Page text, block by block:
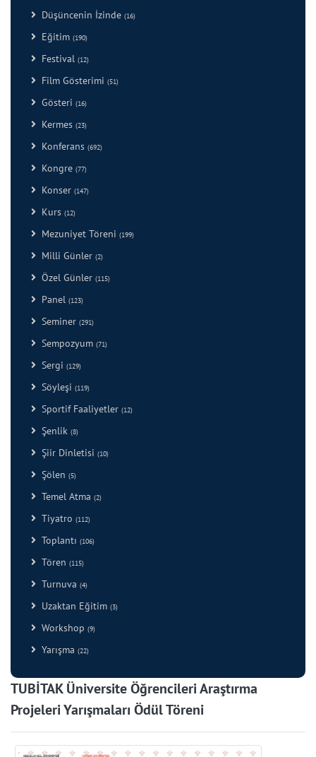
Düşüncenin İzinde (16)
Eğitim (190)
Festival (12)
Film Gösterimi (51)
Gösteri (16)
Kermes (23)
Konferans (692)
Kongre (77)
Konser (147)
Kurs (12)
Mezuniyet Töreni (199)
Milli Günler (2)
Özel Günler (115)
Panel (123)
Seminer (291)
Sempozyum (71)
Sergi (129)
Söyleşi (119)
Sportif Faaliyetler (12)
Şenlik (8)
Şiir Dinletisi (10)
Şölen (5)
Temel Atma (2)
Tiyatro (112)
Toplantı (106)
Tören (115)
Turnuva (4)
Uzaktan Eğitim (3)
Workshop (9)
Yarışma (22)
TUBİTAK Üniversite Öğrencileri Araştırma
Projeleri Yarışmaları Ödül Töreni